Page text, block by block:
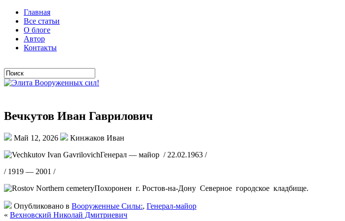
Главная
Все статьи
О блоге
Автор
Контакты
Вечкутов Иван Гаврилович
Май 12, 2026
Кинжаков Иван
Генерал — майор / 22.02.1963 /
/ 1919 — 2001 /
Похоронен г. Ростов-на-Дону Северное городское кладбище.
Опубликовано в Вооруженные Силы:, Генерал-майор
« Вехновский Николай Дмитриевич